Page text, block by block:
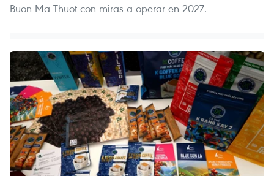
Buon Ma Thuot con miras a operar en 2027.